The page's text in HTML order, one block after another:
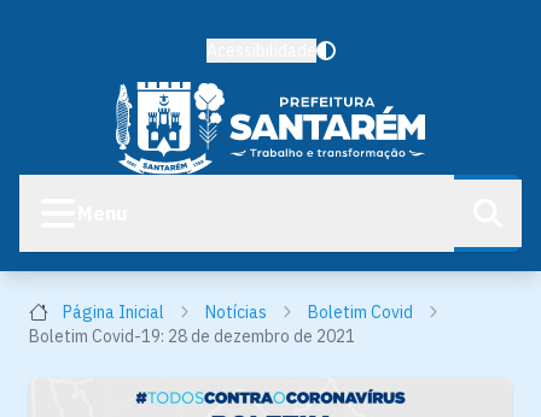
Página Inicial Notícias
Boletim Covid
Boletim Covid-19: 28 de dezembro de 2021